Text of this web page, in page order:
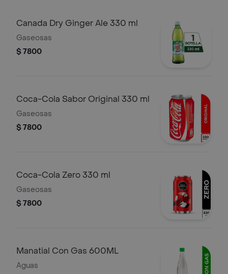
Canada Dry Ginger Ale 330 ml
Gaseosas
$ 7800
Coca-Cola Sabor Original 330 ml
Gaseosas
$ 7800
Coca-Cola Zero 330 ml
Gaseosas
$ 7800
Manatial Con Gas 600ML
Aguas